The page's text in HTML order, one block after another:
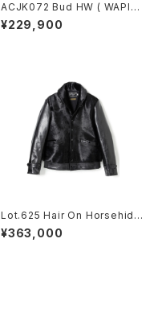
ACJK072 Bud HW ( WAPITI
) / バドワピチ
¥229,900
Lot.625 Hair On Horsehide
King Shawl Jacket -Black-
¥363,000